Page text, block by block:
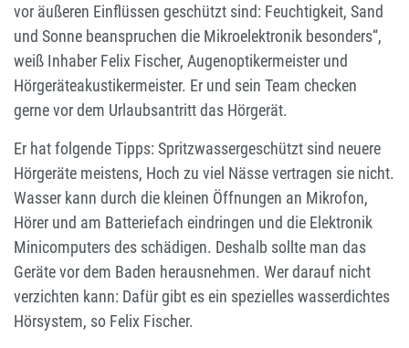
vor äußeren Einflüssen geschützt sind: Feuchtigkeit, Sand
und Sonne beanspruchen die Mikroelektronik besonders“,
weiß Inhaber Felix Fischer, Augenoptikermeister und
Hörgeräteakustikermeister. Er und sein Team checken
gerne vor dem Urlaubsantritt das Hörgerät.
Er hat folgende Tipps: Spritzwassergeschützt sind neuere
Hörgeräte meistens, Hoch zu viel Nässe vertragen sie nicht.
Wasser kann durch die kleinen Öffnungen an Mikrofon,
Hörer und am Batteriefach eindringen und die Elektronik
Minicomputers des schädigen. Deshalb sollte man das
Geräte vor dem Baden herausnehmen. Wer darauf nicht
verzichten kann: Dafür gibt es ein spezielles wasserdichtes
Hörsystem, so Felix Fischer.